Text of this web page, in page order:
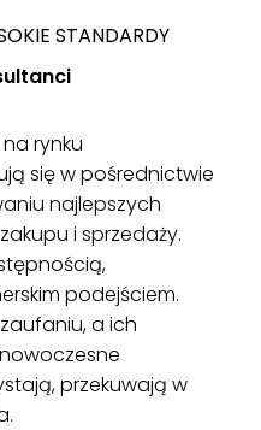
STANDARDY
rynku
się w pośrednictwie
najlepszych
i sprzedaży.
podejściem.
a ich
przekuwają w